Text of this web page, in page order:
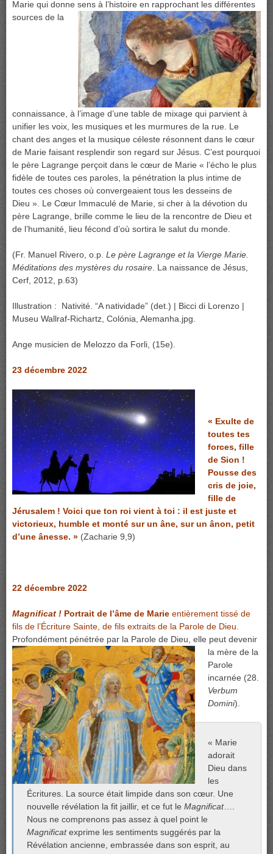
Marie qui donne sens à l’histoire en rapprochant les différentes
sources de la
connaissance, à l’image d’une table de mixage qui parvient à
unifier les voix, les musiques et les murmures de la rue. Le
chant des anges et la musique céleste résonnent dans le cœur
de Marie faisant resplendir son regard sur Jésus. C’est pourquoi
le père Lagrange perçoit dans le cœur de Marie « l’écho le plus
fidèle de toutes ces paroles, la pénétration la plus intime de
toutes ces choses où convergeaient tous les desseins de
Dieu ». Le Cœur Immaculé de Marie, si cher à la dévotion du
père Lagrange, brille comme le lieu de la rencontre de Dieu et
de l’humanité, lieu fécond d’où sortira le salut du monde.
(Fr. Manuel Rivero, o.p. Le père Lagrange et la Vierge Marie.
Méditations des mystères du rosaire . La naissance de Jésus,
Cerf, 2012, p.63)
Illustration : Nativité. “A natividade” (det.) | Bicci di Lorenzo |
Museu Wallraf-Richartz, Colónia, Alemanha.jpg.
Ange musicien de Melozzo da Forli, (15e).
23 décembre 2022
« Exulte de
toutes tes
forces, fille
de Sion !
Pousse des
cris de joie,
fille de
Jérusalem ! Voici que ton roi vient à toi : il est juste et
victorieux, humble et monté sur un âne, sur un ânon, petit
d’une ânesse. » (Zacharie 9,9)
22 décembre 2022
Magnificat ! Portrait de l’âme de Marie entièrement tissé de
fils de l’Écriture Sainte, de fils extraits de la Parole de Dieu.
Profondément pénétrée par la Parole de Dieu, elle peut devenir
la mère de la
Parole
incarnée (28.
Verbum
Domini).
« Marie
adorait
Dieu dans
les
Écritures. La source était limpide dans son cœur. Une
nouvelle révélation la fit jaillir, et ce fut leMagnificat….
Nous ne comprenons pas assez à quel point le
Magnificatexprime les sentiments suggérés par la
Révélation ancienne, embrassée dans son esprit, au